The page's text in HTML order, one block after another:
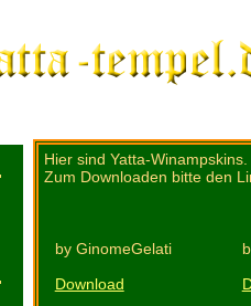
Hier sind Yatta-Winampskins.
Zum Downloaden bitte den
by GinomeGelati
Download